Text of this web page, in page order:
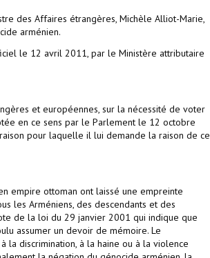
des Affaires étrangères, Michèle Alliot-Marie,
arménien.
le 12 avril 2011, par le Ministère attributaire
et européennes, sur la nécessité de voter
en ce sens par le Parlement le 12 octobre
raison pour laquelle il lui demande la raison de ce
empire ottoman ont laissé une empreinte
les Arméniens, des descendants et des
de la loi du 29 janvier 2001 qui indique que
assumer un devoir de mémoire. Le
la discrimination, à la haine ou à la violence